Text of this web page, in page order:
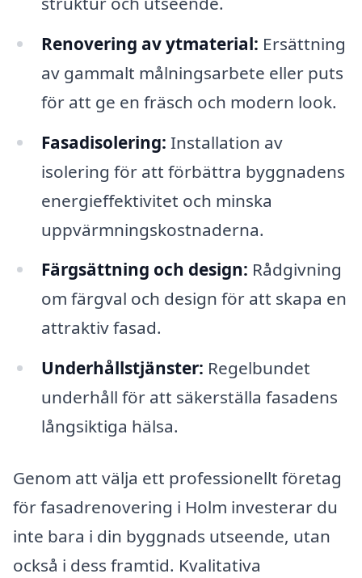
Renovering av ytmaterial: Ersättning
av gammalt målningsarbete eller puts
för att ge en fräsch och modern look.
Fasadisolering: Installation av
isolering för att förbättra byggnadens
energieffektivitet och minska
uppvärmningskostnaderna.
Färgsättning och design: Rådgivning
om färgval och design för att skapa en
attraktiv fasad.
Underhållstjänster: Regelbundet
underhåll för att säkerställa fasadens
långsiktiga hälsa.
Genom att välja ett professionellt företag
för fasadrenovering i Holm investerar du
inte bara i din byggnads utseende, utan
också i dess framtid. Kvalitativa